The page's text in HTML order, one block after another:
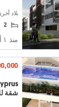
بلاد
2
منذ ١ أسبوع
شقة